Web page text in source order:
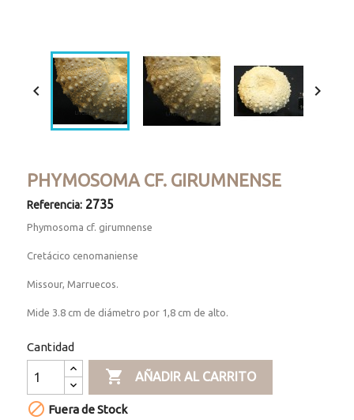
 
PHYMOSOMA CF. GIRUMNENSE
Referencia: 2735
Phymosoma cf. girumnense
Cretácico cenomaniense
Missour, Marruecos.
Mide 3.8 cm de diámetro por 1,8 cm de alto.
Cantidad
 AÑADIR AL CARRITO
 Fuera de Stock